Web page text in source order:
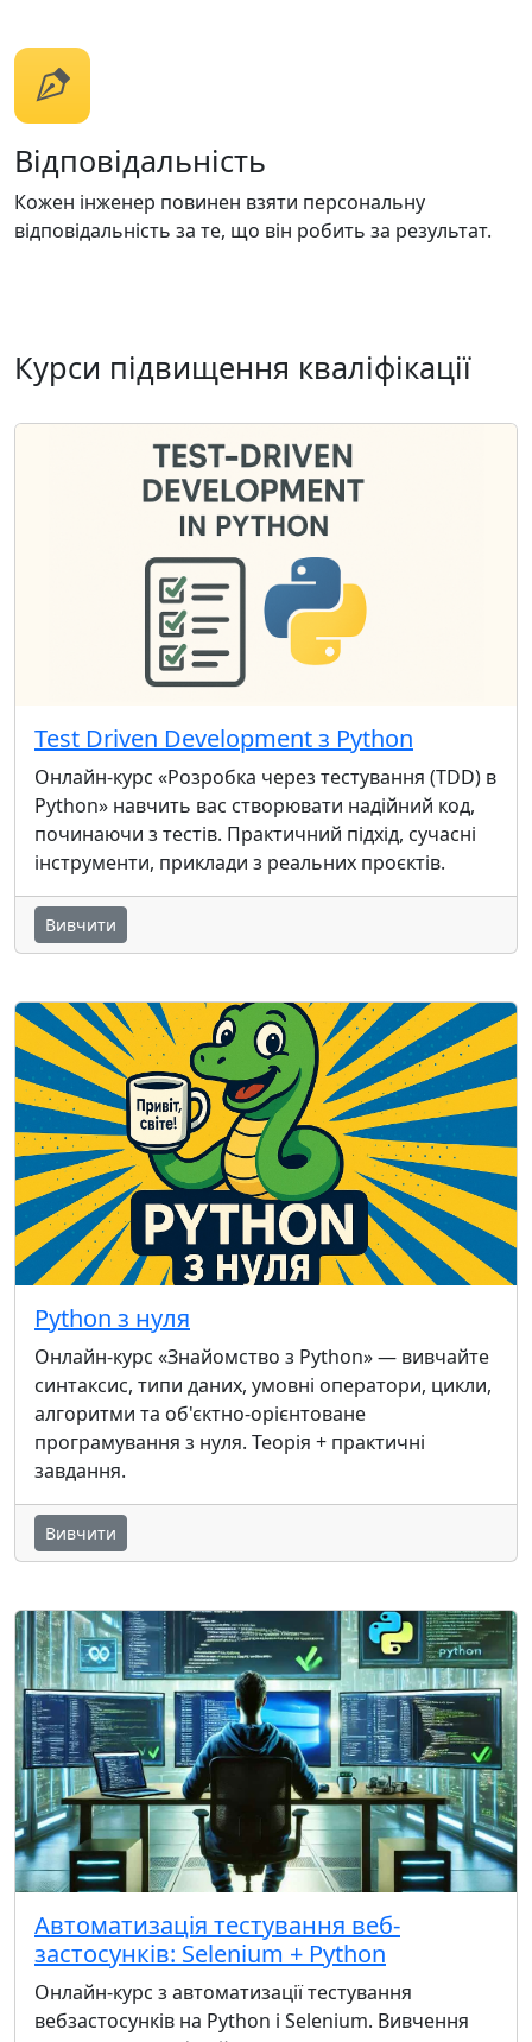
Відповідальність
Кожен інженер повинен взяти персональну
відповідальність за те, що він робить за результат.
Курси підвищення кваліфікації
Test Driven Development з Python
Онлайн-курс «Розробка через тестування (TDD) в
Python» навчить вас створювати надійний код,
починаючи з тестів. Практичний підхід, сучасні
інструменти, приклади з реальних проєктів.
Вивчити
Python з нуля
Онлайн-курс «Знайомство з Python» — вивчайте
синтаксис, типи даних, умовні оператори, цикли,
алгоритми та об'єктно-орієнтоване
програмування з нуля. Теорія + практичні
завдання.
Вивчити
Автоматизація тестування веб-
застосунків: Selenium + Python
Онлайн-курс з автоматизації тестування
вебзастосунків на Python і Selenium. Вивчення